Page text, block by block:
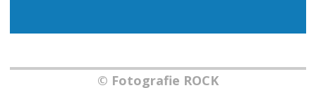
© Fotografie ROCK